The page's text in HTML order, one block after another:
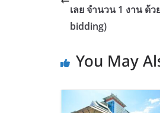
เลย จำนวน 1 งาน ด้
bidding)
You May